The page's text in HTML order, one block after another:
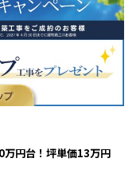
万円台！坪単価13万円